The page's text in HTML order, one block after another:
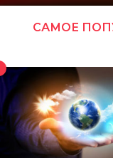
САМОЕ